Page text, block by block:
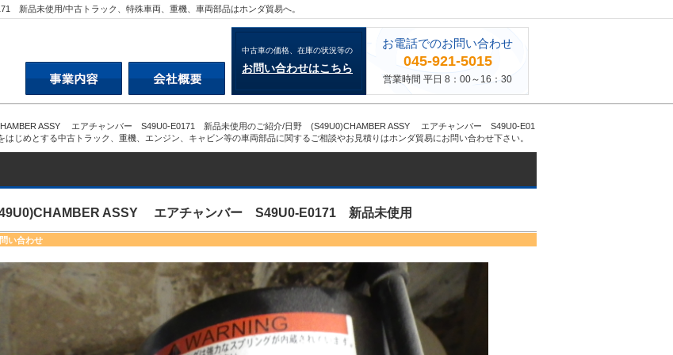
品未使用/中古トラック、特殊車両、重機、車両部品はホンダ貿易へ。
中古車の価格、在庫の状況等の
お問い合わせはこちら
お電話でのお問い合わせ
045-921-5015
営業時間 平日 8：00～16：30
ASSY エアチャンバー S49U0-E0171 新品未使用のご紹介/日野 (S49U0)CHAMBER ASSY エアチャンバー S49U0-E01
じめとする中古トラック、重機、エンジン、キャビン等の車両部品に関するご相談やお見積りはホンダ貿易にお問い合わせ下さい。
ASSY エアチャンバー S49U0-E0171 新品未使用
い合わせ